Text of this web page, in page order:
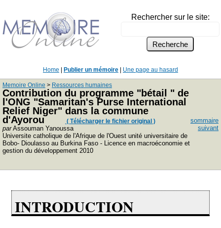
Rechercher sur le site:
Home Publier un mémoire Une page au hasard
Memoire Online > Ressources humaines
Contribution du programme "bétail " de
l'ONG "Samaritan's Purse International
Relief Niger" dans la commune
d'Ayorou
( Télécharger le fichier original )
parAssouman Yanoussa
Universite catholique de l'Afrique de l'Ouest unité universitaire de
Bobo- Dioulasso au Burkina Faso - Licence en macroéconomie et
gestion du développement 2010
sommaire
suivant
INTRODUCTION